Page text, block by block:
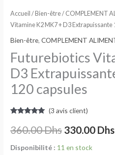
Accueil / Bien-être/ COMPLEMENT
Vitamine K2 MK7 + D3 Extrapuissante
Bien-être,COMPLEMENT
Futurebiotics
D3
120 capsules
sur 5
basé sur
client
(3 avis client)
360.00Dhs 330.00 Dhs
Disponibilité : 11 en stock